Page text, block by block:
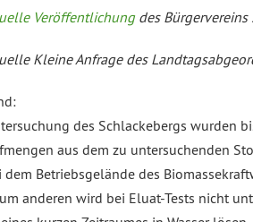
Veröffentlichungdes Bürgervereins
Kleine Anfrage des
des Schlackebergs wurden
aus dem zu untersuchenden
dem Betriebsgelände des
anderen wird bei Eluat-Tests nicht